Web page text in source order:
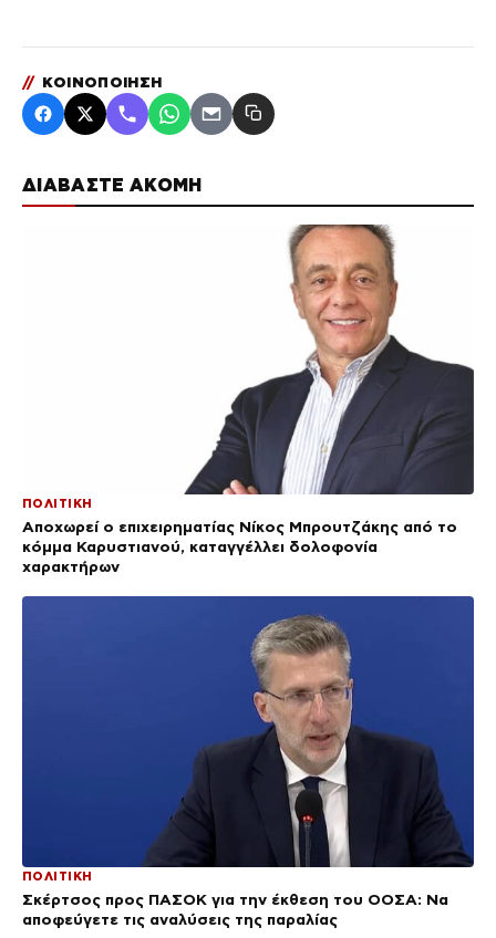
ΔΙΑΒΑΣΤΕ ΑΚΟΜΗ
ΠΟΛΙΤΙΚΗ
Αποχωρεί ο επιχειρηματίας Νίκος Μπρουτζάκης από το
κόμμα Καρυστιανού, καταγγέλλει δολοφονία
χαρακτήρων
ΠΟΛΙΤΙΚΗ
Σκέρτσος προς ΠΑΣΟΚ για την έκθεση του ΟΟΣΑ: Να
αποφεύγετε τις αναλύσεις της παραλίας
// ΚΟΙΝΟΠΟΙΗΣΗ